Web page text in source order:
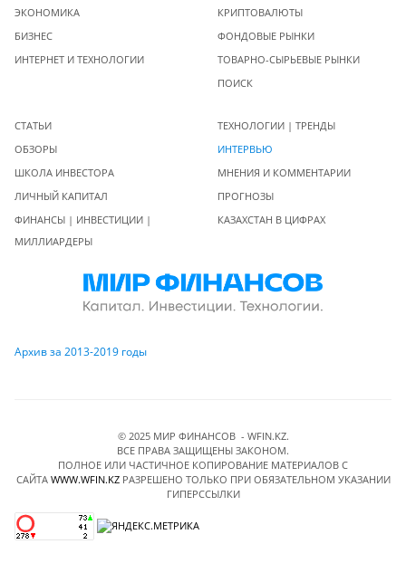
ЭКОНОМИКА
БИЗНЕС
ИНТЕРНЕТ И ТЕХНОЛОГИИ
КРИПТОВАЛЮТЫ
ФОНДОВЫЕ РЫНКИ
ТОВАРНО-СЫРЬЕВЫЕ РЫНКИ
ПОИСК
СТАТЬИ
ОБЗОРЫ
ШКОЛА ИНВЕСТОРА
ЛИЧНЫЙ КАПИТАЛ
ФИНАНСЫ | ИНВЕСТИЦИИ |
МИЛЛИАРДЕРЫ
ТЕХНОЛОГИИ | ТРЕНДЫ
ИНТЕРВЬЮ
МНЕНИЯ И КОММЕНТАРИИ
ПРОГНОЗЫ
КАЗАХСТАН В ЦИФРАХ
Архив за 2013-2019 годы
© 2025 МИР ФИНАНСОВ - WFIN.KZ.
ВСЕ ПРАВА ЗАЩИЩЕНЫ ЗАКОНОМ.
ПОЛНОЕ ИЛИ ЧАСТИЧНОЕ КОПИРОВАНИЕ МАТЕРИАЛОВ C
САЙТА WWW.WFIN.KZРАЗРЕШЕНО ТОЛЬКО ПРИ ОБЯЗАТЕЛЬНОМ УКАЗАНИИ
ГИПЕРССЫЛКИ